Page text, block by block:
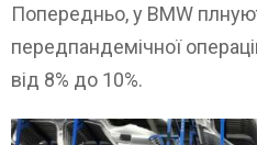
Попередньо, у BMW
передпандемічної
від 8% до 10%.